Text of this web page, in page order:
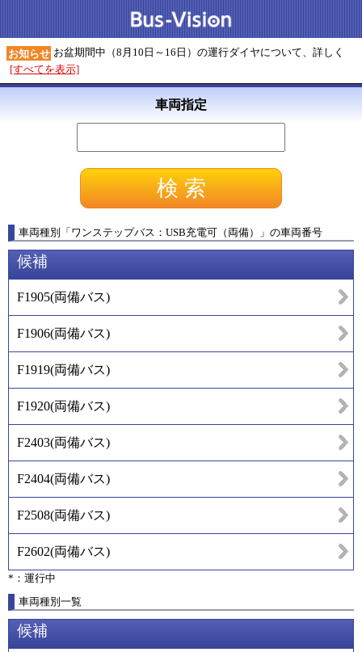
お知らせ お盆期間中（8月10日～16日）の運行ダイヤについて、詳しく
[すべてを表示]
車両指定
車両種別 「ワンステップバス：USB充電可（両備） 」 の車両番号
候補
F1905(両備バス)
F1906(両備バス)
F1919(両備バス)
F1920(両備バス)
F2403(両備バス)
F2404(両備バス)
F2508(両備バス)
F2602(両備バス)
*：運行中
車両種別一覧
候補